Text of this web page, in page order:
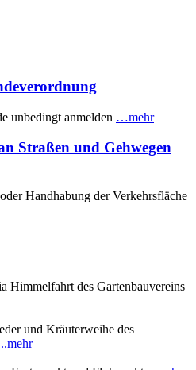
unbedingt anmelden …mehr
Straßen und Gehwegen
Handhabung der Verkehrsfläche
Himmelfahrt des Gartenbauvereins
und Kräuterweihe des